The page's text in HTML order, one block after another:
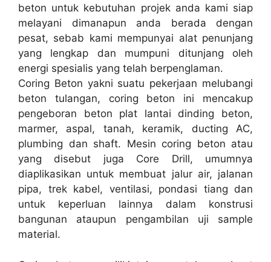
beton untuk kebutuhan projek anda kami siap
melayani dimanapun anda berada dengan
pesat, sebab kami mempunyai alat penunjang
yang lengkap dan mumpuni ditunjang oleh
energi spesialis yang telah berpenglaman.
Coring Beton yakni suatu pekerjaan melubangi
beton tulangan, coring beton ini mencakup
pengeboran beton plat lantai dinding beton,
marmer, aspal, tanah, keramik, ducting AC,
plumbing dan shaft. Mesin coring beton atau
yang disebut juga Core Drill, umumnya
diaplikasikan untuk membuat jalur air, jalanan
pipa, trek kabel, ventilasi, pondasi tiang dan
untuk keperluan lainnya dalam konstrusi
bangunan ataupun pengambilan uji sample
material.